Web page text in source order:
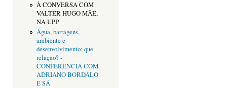
À CONVERSA COM
VALTER HUGO MÃE,
NA UPP
Água, barragens,
ambiente e
desenvolvimento: que
relação? -
CONFERÊNCIA COM
ADRIANO BORDALO
E SÁ